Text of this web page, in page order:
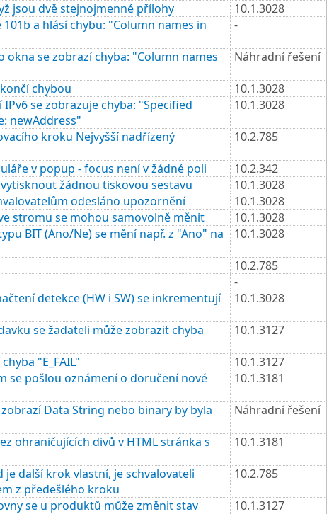
jsou dvě stejnojmenné přílohy
10.1.3028
101b a hlásí chybu: "Column names in
-
okna se zobrazí chyba: "Column names
Náhradní řešení
chybou
10.1.3028
se zobrazuje chyba: "Specified
newAddress"
10.1.3028
kroku Nejvyšší nadřízený
10.2.785
v popup - focus není v žádné poli
10.2.342
žádnou tiskovou sestavu
10.1.3028
odesláno upozornění
10.1.3028
stromu se mohou samovolně měnit
10.1.3028
BIT (Ano/Ne) se mění např. z "Ano" na
10.1.3028
10.2.785
-
detekce (HW i SW) se inkrementují
10.1.3028
se žadateli může zobrazit chyba
10.1.3127
"E_FAIL"
10.1.3127
se pošlou oznámení o doručení nové
10.1.3181
Data String nebo binary by byla
Náhradní řešení
ohraničujících divů v HTML stránka s
10.1.3181
je další krok vlastní, je schvalovateli
z předešlého kroku
10.2.785
se u produktů může změnit stav
10.1.3127